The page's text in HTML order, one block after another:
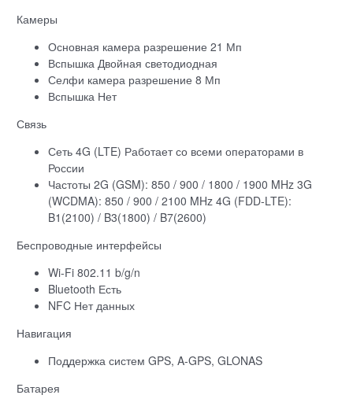
Камеры
Основная камера разрешение 21 Мп
Вспышка Двойная светодиодная
Селфи камера разрешение 8 Мп
Вспышка Нет
Связь
Сеть 4G (LTE) Работает со всеми операторами в
России
Частоты 2G (GSM): 850 / 900 / 1800 / 1900 MHz 3G
(WCDMA): 850 / 900 / 2100 MHz 4G (FDD-LTE):
B1(2100) / B3(1800) / B7(2600)
Беспроводные интерфейсы
Wi-Fi 802.11 b/g/n
Bluetooth Есть
NFC Нет данных
Навигация
Поддержка систем GPS, A-GPS, GLONAS
Батарея